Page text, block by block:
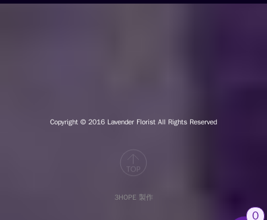
Copyright © 2016 Lavender Florist All Rights Reserved
3HOPE 製作
0